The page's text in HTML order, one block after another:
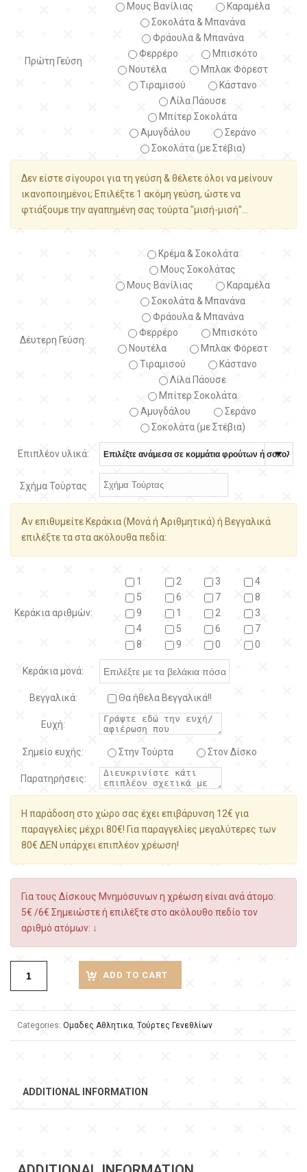
Πρώτη Γεύση
Μους Βανίλιας
Καραμέλα
Σοκολάτα & Μπανάνα
Φράουλα & Μπανάνα
Φερρέρο
Μπισκότο
Νουτέλα
Μπλακ Φόρεστ
Τιραμισού
Κάστανο
Λίλα Πάουσε
Μπίτερ Σοκολάτα
Αμυγδάλου
Σεράνο
Σοκολάτα (με Στέβια)
Δεν είστε σίγουροι για τη γεύση & θέλετε όλοι να μείνουν
ικανοποιημένοι; Επιλέξτε 1 ακόμη γεύση, ώστε να
φτιάξουμε την αγαπημένη σας τούρτα "μισή-μισή"...
Δέυτερη Γεύση:
Κρέμα & Σοκολάτα
Μους Σοκολάτας
Μους Βανίλιας
Καραμέλα
Σοκολάτα & Μπανάνα
Φράουλα & Μπανάνα
Φερρέρο
Μπισκότο
Νουτέλα
Μπλακ Φόρεστ
Τιραμισού
Κάστανο
Λίλα Πάουσε
Μπίτερ Σοκολάτα
Αμυγδάλου
Σεράνο
Σοκολάτα (με Στέβια)
Επιπλέον υλικά:
Σχήμα Τούρτας
Αν επιθυμείτε Κεράκια (Μονά ή Αριθμητικά) ή Βεγγαλικά
επιλέξτε τα στα ακόλουθα πεδία:
Κεράκια αριθμών:
1 2 3
4
5
6 7
8
9
1 2
3
4
5 6
7
8
9 0 0
Κεράκια μονά:
Βεγγαλικά: Θα ήθελα Βεγγαλικά!!
Ευχή:
Σημείο ευχής: Στην Τούρτα Στον Δίσκο
Παρατηρήσεις:
Η παράδοση στο χώρο σας έχει επιβάρυνση 12€ για
παραγγελίες μέχρι 80€! Για παραγγελίες μεγαλύτερες των
80€ ΔΕΝ υπάρχει επιπλέον χρέωση!
Για τους Δίσκους Μνημόσυνων η χρέωση είναι ανά άτομο:
5€ /6€ Σημειώστε ή επιλέξτε στο ακόλουθο πεδίο τον
αριθμό ατόμων: ↓
ADD TO CART
Categories: Ομαδες Αθλητικα, Τούρτες Γενεθλίων
ADDITIONAL INFORMATION